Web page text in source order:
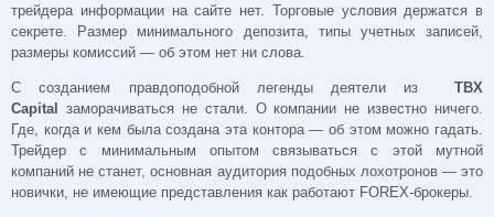
трейдера информации на сайте нет. Торговые условия держатся в
секрете. Размер минимального депозита, типы учетных записей,
размеры комиссий — об этом нет ни слова.
С созданием правдоподобной легенды деятели из TBX
Capital заморачиваться не стали. О компании не известно ничего.
Где, когда и кем была создана эта контора — об этом можно гадать.
Трейдер с минимальным опытом связываться с этой мутной
компаний не станет, основная аудитория подобных лохотронов — это
новички, не имеющие представления как работают FOREX-брокеры.